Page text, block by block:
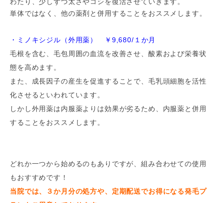
単体ではなく、他の薬剤と併用することをおススメします。
・ミノキシジル（外用薬） ￥9,680/１か月
毛根を含む、毛包周囲の血流を改善させ、酸素および栄養状
態を高めます。
また、成長因子の産生を促進することで、毛乳頭細胞を活性
化させるといわれています。
しかし外用薬は内服薬よりは効果が劣るため、内服薬と併用
することをおススメします。
どれか一つから始めるのもありですが、組み合わせての使用
もおすすめです！
当院では、３か月分の処方や、定期配送でお得になる発毛プ